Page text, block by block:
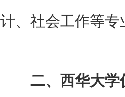
计、社会工作等专
二、西华大学